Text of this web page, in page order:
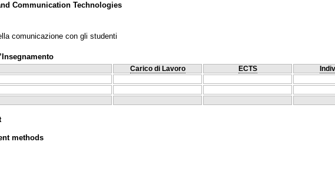
Communication Technologies
comunicazione con gli studenti
Carico di Lavoro ECTS
methods